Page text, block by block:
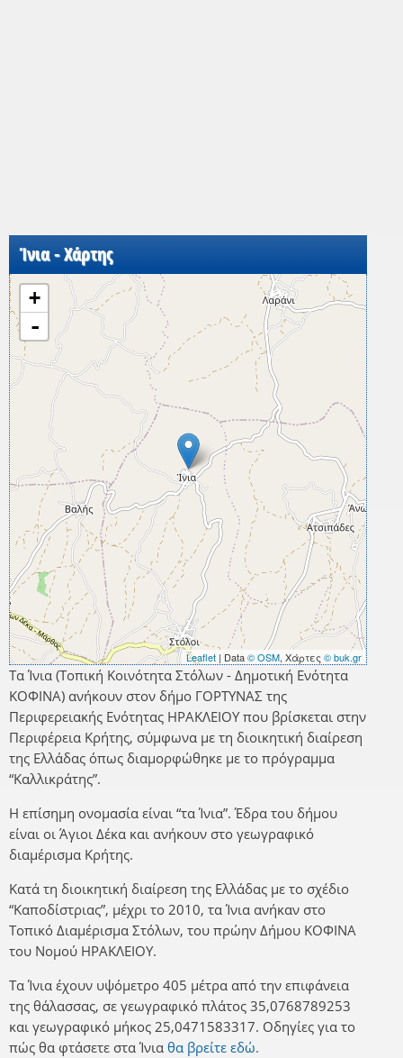
Ίνια - Χάρτης
+
-
Leaflet | Data© OSM, Χάρτες © buk.gr
Τα Ίνια (Τοπική Κοινότητα Στόλων - Δημοτική Ενότητα
ΚΟΦΙΝΑ) ανήκουν στον δήμο ΓΟΡΤΥΝΑΣ της
Περιφερειακής Ενότητας ΗΡΑΚΛΕΙΟΥ που βρίσκεται στην
Περιφέρεια Κρήτης, σύμφωνα με τη διοικητική διαίρεση
της Ελλάδας όπως διαμορφώθηκε με το πρόγραμμα
“Καλλικράτης”.
Η επίσημη ονομασία είναι “τα Ίνια”. Έδρα του δήμου
είναι οι Άγιοι Δέκα και ανήκουν στο γεωγραφικό
διαμέρισμα Κρήτης.
Κατά τη διοικητική διαίρεση της Ελλάδας με το σχέδιο
“Καποδίστριας”, μέχρι το 2010, τα Ίνια ανήκαν στο
Τοπικό Διαμέρισμα Στόλων, του πρώην Δήμου ΚΟΦΙΝΑ
του Νομού ΗΡΑΚΛΕΙΟΥ.
Τα Ίνια έχουν υψόμετρο 405 μέτρα από την επιφάνεια
της θάλασσας, σε γεωγραφικό πλάτος 35,0768789253
και γεωγραφικό μήκος 25,0471583317. Οδηγίες για το
πώς θα φτάσετε στα Ίνια θα βρείτε εδώ.